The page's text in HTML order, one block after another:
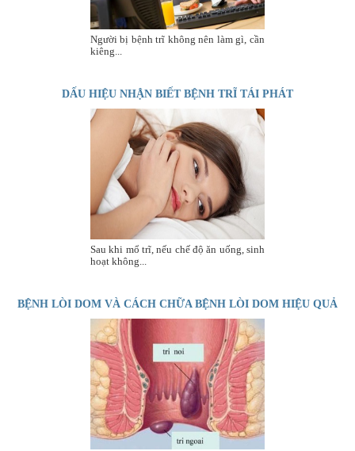
Người bị bệnh trĩ không nên làm gì, cần
kiêng...
DẤU HIỆU NHẬN BIẾT BỆNH TRĨ TÁI PHÁT
Sau khi mổ trĩ, nếu chế độ ăn uống, sinh
hoạt không...
BỆNH LÒI DOM VÀ CÁCH CHỮA BỆNH LÒI DOM HIỆU QUẢ